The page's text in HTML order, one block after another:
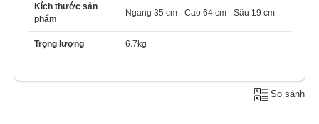
Kích thước sản
phẩm
Ngang 35 cm - Cao 64 cm - Sâu 19 cm
Trọng lượng 6.7kg
So sánh